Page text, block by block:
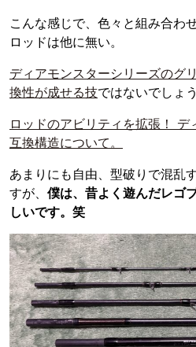
こんな感じで、色々と組み合わ
ロッドは他に無い。
ディアモンスターシリーズのグ
換性が成せる技ではないでしょう
ロッドのアビリティを拡張！
互換構造について。
あまりにも自由、型破りで混乱
すが、 僕は、昔よく遊んだレゴ
しいです。笑